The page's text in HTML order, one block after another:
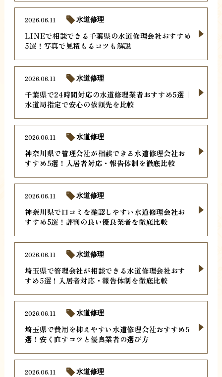
LINEで相談できる千葉県の水道修理会社おすすめ
5選！写真で見積もるコツも解説
2026.06.11 水道修理
千葉県で24時間対応の水道修理業者おすすめ5選｜
水道局指定で安心の依頼先を比較
2026.06.11 水道修理
神奈川県で管理会社が相談できる水道修理会社お
すすめ5選！入居者対応・報告体制を徹底比較
2026.06.11 水道修理
神奈川県で口コミを確認しやすい水道修理会社お
すすめ5選！評判の良い優良業者を徹底比較
2026.06.11 水道修理
埼玉県で管理会社が相談できる水道修理会社おす
すめ5選！入居者対応・報告体制を徹底比較
2026.06.11 水道修理
埼玉県で費用を抑えやすい水道修理会社おすすめ5
選！安く直すコツと優良業者の選び方
2026.06.11 水道修理
2026.06.11 水道修理